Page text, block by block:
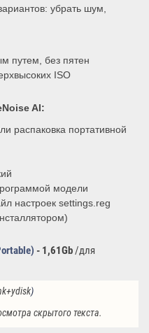
убрать шум,
путем, без пятен
ISO
AI:
распаковка портативной
модели
настроек settings.reg
- 1,61Gb/для
)
скрытого текста.